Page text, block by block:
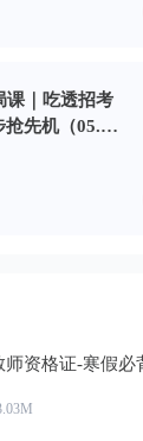
课｜吃透招考
抢先机（05.3